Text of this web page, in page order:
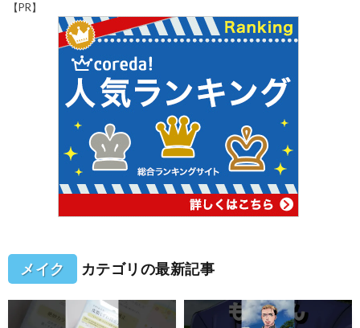
【PR】
メイク カテゴリの最新記事